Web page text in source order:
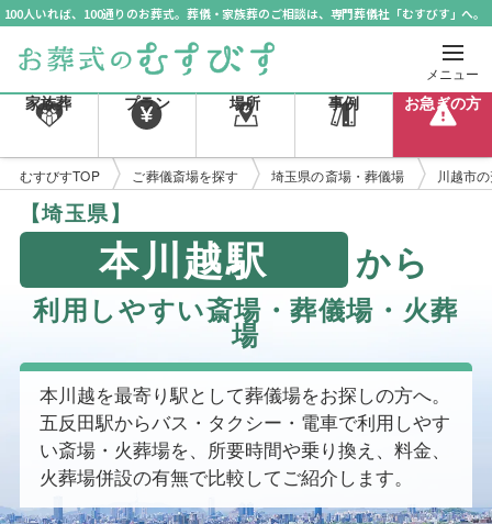
100人いれば、100通りのお葬式。葬儀・家族葬のご相談は、専門葬儀社「むすびす」へ。
メニュー
家族葬 プラン 場所 事例 お急ぎの方
むすびすTOP ご葬儀斎場を探す 埼玉県の斎場・葬儀場 川越市
【埼玉県】
本川越駅 から
利用しやすい斎場・葬儀場・火葬
場
本川越を最寄り駅として葬儀場をお探しの方へ。
五反田駅からバス・タクシー・電車で利用しやす
い斎場・火葬場を、所要時間や乗り換え、料金、
火葬場併設の有無で比較してご紹介します。